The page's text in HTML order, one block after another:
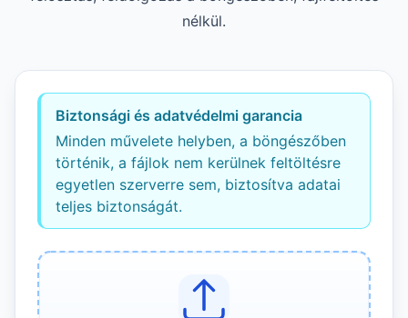
nélkül.
Biztonsági és adatvédelmi garancia
Minden művelete helyben, a böngészőben
történik, a fájlok nem kerülnek feltöltésre
egyetlen szerverre sem, biztosítva adatai
teljes biztonságát.